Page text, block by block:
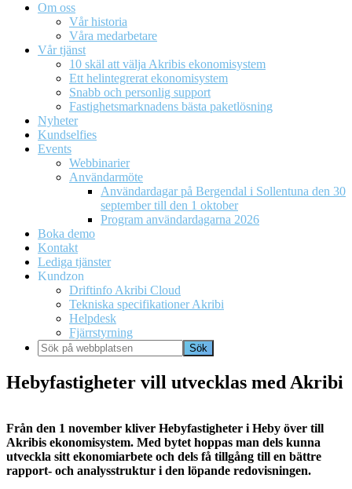
Om oss
Vår historia
Våra medarbetare
Vår tjänst
10 skäl att välja Akribis ekonomisystem
Ett helintegrerat ekonomisystem
Snabb och personlig support
Fastighetsmarknadens bästa paketlösning
Nyheter
Kundselfies
Events
Webbinarier
Användarmöte
Användardagar på Bergendal i Sollentuna den 30
september till den 1 oktober
Program användardagarna 2026
Boka demo
Kontakt
Lediga tjänster
Kundzon
Driftinfo Akribi Cloud
Tekniska specifikationer Akribi
Helpdesk
Fjärrstyrning
Sök
på
webbplatsen
Hebyfastigheter vill utvecklas med Akribi
Från den 1 november kliver Hebyfastigheter i Heby över till
Akribis ekonomisystem. Med bytet hoppas man dels kunna
utveckla sitt ekonomiarbete och dels få tillgång till en bättre
rapport- och analysstruktur i den löpande redovisningen.